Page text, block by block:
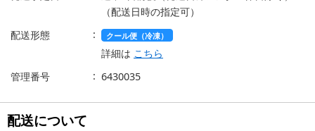
（配送日時の指定可）
配送形態
クール便（冷凍）
詳細は こちら
管理番号
6430035
配送について